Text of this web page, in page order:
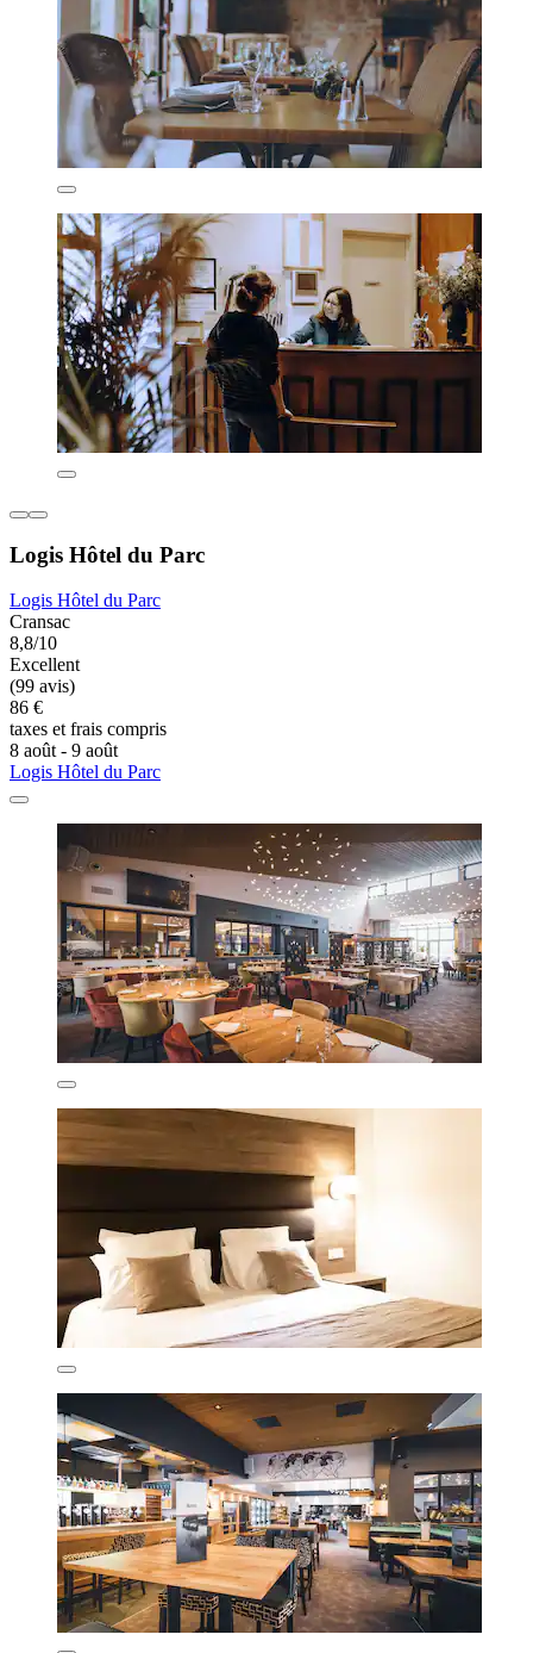
Logis Hôtel du Parc
Logis Hôtel du Parc
Cransac
8,8/10
Excellent
(99 avis)
86 €
taxes et frais compris
8 août - 9 août
Logis Hôtel du Parc